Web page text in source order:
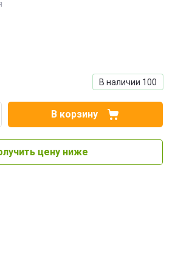
В наличии 100
В корзину
цену ниже